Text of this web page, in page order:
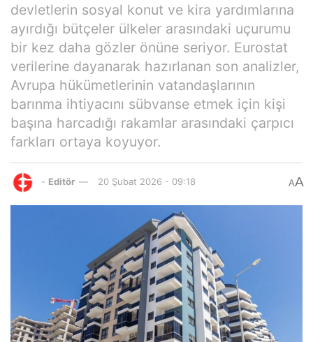
devletlerin sosyal konut ve kira yardımlarına
ayırdığı bütçeler ülkeler arasındaki uçurumu
bir kez daha gözler önüne seriyor. Eurostat
verilerine dayanarak hazırlanan son analizler,
Avrupa hükümetlerinin vatandaşlarının
barınma ihtiyacını sübvanse etmek için kişi
başına harcadığı rakamlar arasındaki çarpıcı
farkları ortaya koyuyor.
- Editör 20 Şubat 2026 - 09:18 AA